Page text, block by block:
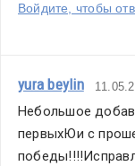
Войдите, чтобы
yura beylin
Небольшое
первыхЮи с